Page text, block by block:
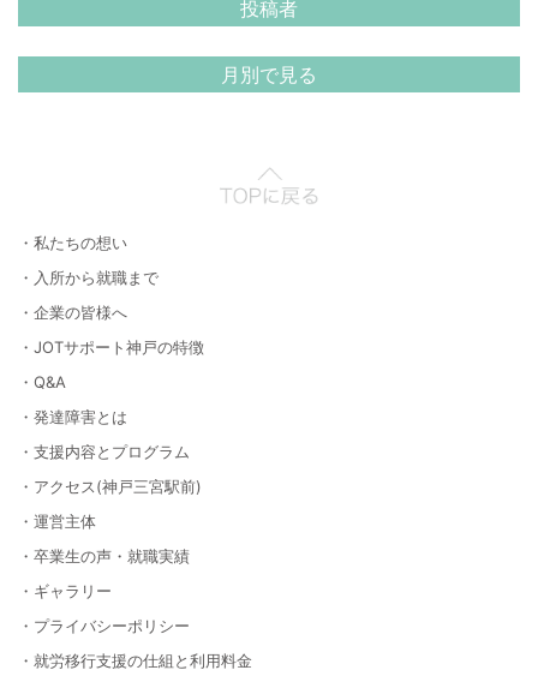
投稿者
月別で見る
・私たちの想い
・入所から就職まで
・企業の皆様へ
・JOTサポート神戸の特徴
・Q&A
・発達障害とは
・支援内容とプログラム
・アクセス(神戸三宮駅前)
・運営主体
・卒業生の声・就職実績
・ギャラリー
・プライバシーポリシー
・就労移行支援の仕組と利用料金